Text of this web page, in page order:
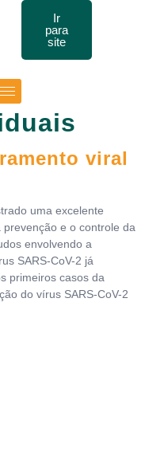
Ir
para
site
viral
uma excelente
e o controle da
envolvendo a
SARS-CoV-2 já
primeiros casos da
do vírus SARS-CoV-2